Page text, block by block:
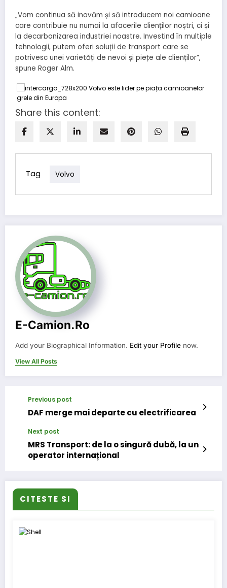
„Vom continua să inovăm și să introducem noi camioane
care contribuie nu numai la afacerile clienților noștri, ci și
la decarbonizarea industriei noastre. Investind în multiple
tehnologii, putem oferi soluții de transport care se
potrivesc unei varietăți de nevoi și piețe ale clienților”,
spune Roger Alm.
Share this content:
Tag Volvo
E-Camion.ro
Add your Biographical Information. Edit your Profile now.
View All Posts
Previous post
DAF merge mai departe cu electrificarea
Next post
MRS Transport: de la o singură dubă, la un
operator internațional
CITESTE SI